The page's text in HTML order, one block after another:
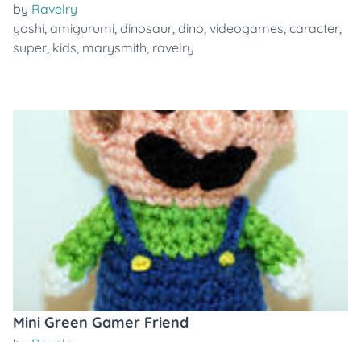
by Ravelry
yoshi, amigurumi, dinosaur, dino, videogames, caracter,
super, kids, marysmith, ravelry
Mini Green Gamer Friend